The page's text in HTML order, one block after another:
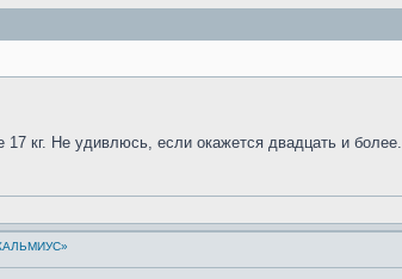
кг. Не удивлюсь, если окажется двадцать и более.